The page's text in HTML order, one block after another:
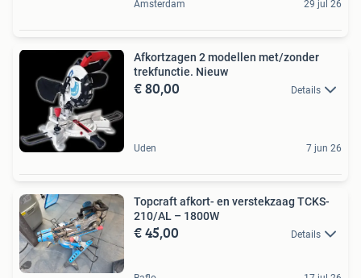
Amsterdam 29 jul 26
Afkortzagen 2 modellen met/zonder
trekfunctie. Nieuw
€ 80,00 Details
Uden 7 jun 26
Topcraft afkort- en verstekzaag TCKS-
210/AL – 1800W
€ 45,00 Details